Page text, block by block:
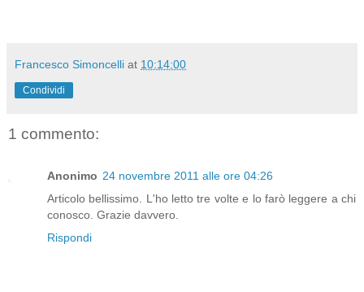
Francesco Simoncelli at 10:14:00
Condividi
1 commento:
Anonimo 24 novembre 2011 alle ore 04:26
Articolo bellissimo. L'ho letto tre volte e lo farò leggere a chi
conosco. Grazie davvero.
Rispondi